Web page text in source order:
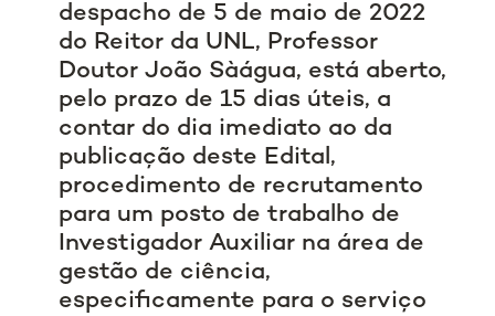
despacho de 5 de maio de 2022
do Reitor da UNL, Professor
Doutor João Sàágua, está aberto,
pelo prazo de 15 dias úteis, a
contar do dia imediato ao da
publicação deste Edital,
procedimento de recrutamento
para um posto de trabalho de
Investigador Auxiliar na área de
gestão de ciência,
especificamente para o serviço